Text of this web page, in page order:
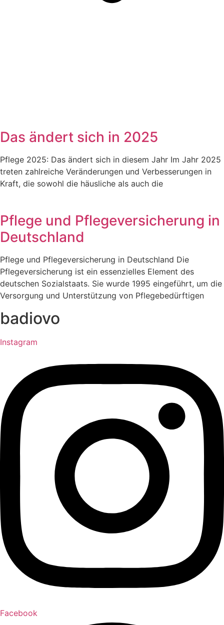
Das ändert sich in 2025
Pflege 2025: Das ändert sich in diesem Jahr Im Jahr 2025
treten zahlreiche Veränderungen und Verbesserungen in
Kraft, die sowohl die häusliche als auch die
Pflege und Pflegeversicherung in
Deutschland
Pflege und Pflegeversicherung in Deutschland Die
Pflegeversicherung ist ein essenzielles Element des
deutschen Sozialstaats. Sie wurde 1995 eingeführt, um die
Versorgung und Unterstützung von Pflegebedürftigen
badiovo
Instagram
Facebook